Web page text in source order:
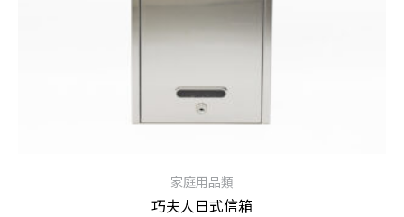
家庭用品類
巧夫人日式信箱